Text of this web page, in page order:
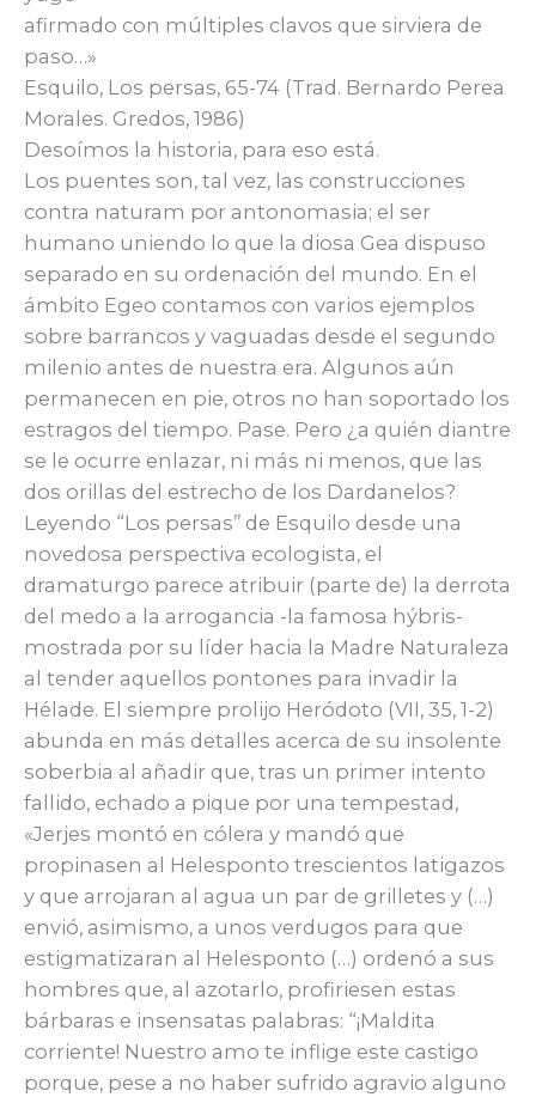
afirmado con múltiples clavos que sirviera de
paso…»
Esquilo, Los persas, 65-74 (Trad. Bernardo Perea
Morales. Gredos, 1986)
Desoímos la historia, para eso está.
Los puentes son, tal vez, las construcciones
contra naturam por antonomasia; el ser
humano uniendo lo que la diosa Gea dispuso
separado en su ordenación del mundo. En el
ámbito Egeo contamos con varios ejemplos
sobre barrancos y vaguadas desde el segundo
milenio antes de nuestra era. Algunos aún
permanecen en pie, otros no han soportado los
estragos del tiempo. Pase. Pero ¿a quién diantre
se le ocurre enlazar, ni más ni menos, que las
dos orillas del estrecho de los Dardanelos?
Leyendo “Los persas’’ de Esquilo desde una
novedosa perspectiva ecologista, el
dramaturgo parece atribuir (parte de) la derrota
del medo a la arrogancia -la famosa hýbris-
mostrada por su líder hacia la Madre Naturaleza
al tender aquellos pontones para invadir la
Hélade. El siempre prolijo Heródoto (VII, 35, 1-2)
abunda en más detalles acerca de su insolente
soberbia al añadir que, tras un primer intento
fallido, echado a pique por una tempestad,
«Jerjes montó en cólera y mandó que
propinasen al Helesponto trescientos latigazos
y que arrojaran al agua un par de grilletes y (…)
envió, asimismo, a unos verdugos para que
estigmatizaran al Helesponto (…) ordenó a sus
hombres que, al azotarlo, profiriesen estas
bárbaras e insensatas palabras: “¡Maldita
corriente! Nuestro amo te inflige este castigo
porque, pese a no haber sufrido agravio alguno